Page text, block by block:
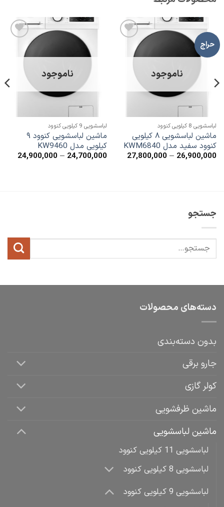
حراج
افزودن
به
مندی
ناموجود
لباسشویی 8 کیلویی کنوود
ماشین لباسشویی ۸ کیلویی
کنوود سفید مدل KWM6840
26,900,000
–
27,800,000محدوده
افزودن
به
مندی
ناموجود
لباسشویی 9 کیلویی کنوود
ماشین لباسشویی کنوود ۹
کیلویی مدل KW9460
24,700,000
–
24,900,000
جستجو
دسته‌های محصولات
بدون دسته‌بندی
جارو برقی
کولر گازی
ماشین ظرفشویی
ماشین لباسشویی
لباسشویی 11 کیلویی کنوود
لباسشویی 8 کیلویی کنوود
لباسشویی 9 کیلویی کنوود